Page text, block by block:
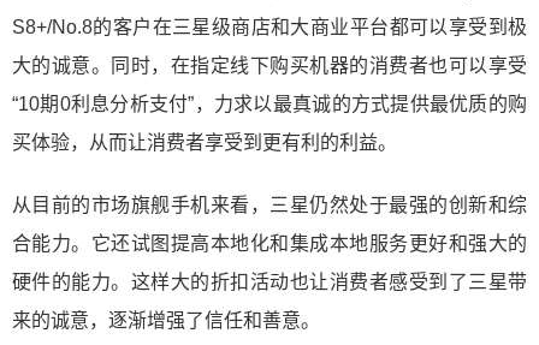
S8+/No.8的客户在三星级商店和大商业平台都可以享受到极
大的诚意。同时，在指定线下购买机器的消费者也可以享受
“10期0利息分析支付”，力求以最真诚的方式提供最优质的购
买体验，从而让消费者享受到更有利的利益。
从目前的市场旗舰手机来看，三星仍然处于最强的创新和综
合能力。它还试图提高本地化和集成本地服务更好和强大的
硬件的能力。这样大的折扣活动也让消费者感受到了三星带
来的诚意，逐渐增强了信任和善意。